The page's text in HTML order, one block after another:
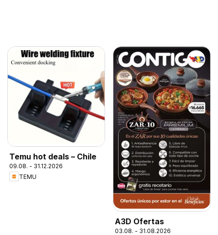
Temu hot deals – Chile
09.08. - 31.12.2026
TEMU
A3D Ofertas
03.08. - 31.08.2026